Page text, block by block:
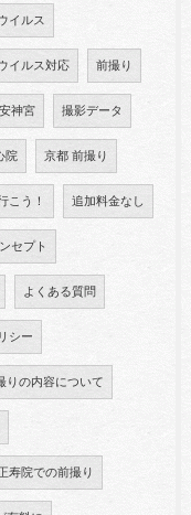
イルス
イルス対応 前撮り
神宮 撮影データ
院 京都 前撮り
こう！ 追加料金なし
セプト
よくある質問
シー
りの内容について
寿院での前撮り